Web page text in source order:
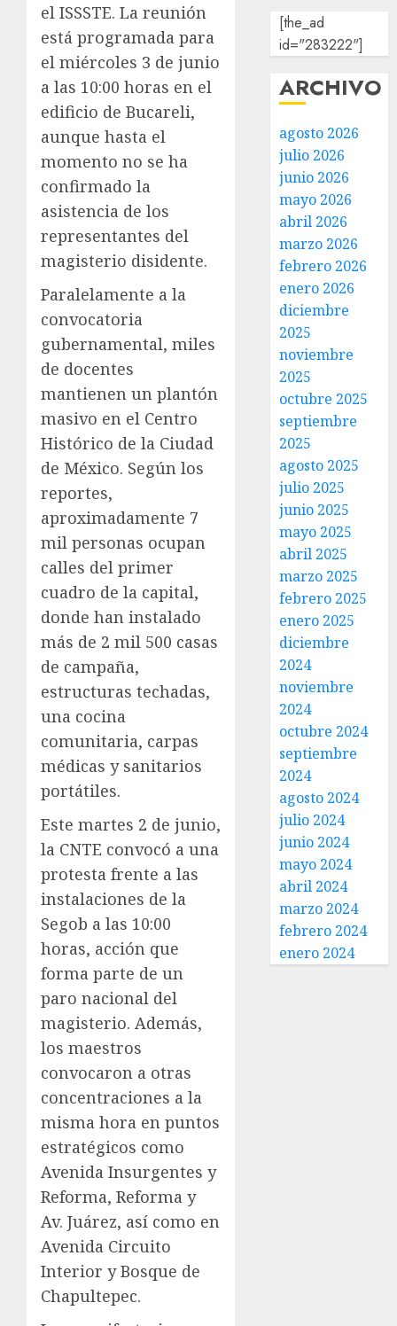
el ISSSTE. La reunión
está programada para
el miércoles 3 de junio
a las 10:00 horas en el
edificio de Bucareli,
aunque hasta el
momento no se ha
confirmado la
asistencia de los
representantes del
magisterio disidente.
Paralelamente a la
convocatoria
gubernamental, miles
de docentes
mantienen un plantón
masivo en el Centro
Histórico de la Ciudad
de México. Según los
reportes,
aproximadamente 7
mil personas ocupan
calles del primer
cuadro de la capital,
donde han instalado
más de 2 mil 500 casas
de campaña,
estructuras techadas,
una cocina
comunitaria, carpas
médicas y sanitarios
portátiles.
Este martes 2 de junio,
la CNTE convocó a una
protesta frente a las
instalaciones de la
Segob a las 10:00
horas, acción que
forma parte de un
paro nacional del
magisterio. Además,
los maestros
convocaron a otras
concentraciones a la
misma hora en puntos
estratégicos como
Avenida Insurgentes y
Reforma, Reforma y
Av. Juárez, así como en
Avenida Circuito
Interior y Bosque de
Chapultepec.
[the_ad
id="283222"]
ARCHIVO
agosto 2026
julio 2026
junio 2026
mayo 2026
abril 2026
marzo 2026
febrero 2026
enero 2026
diciembre
2025
noviembre
2025
octubre 2025
septiembre
2025
agosto 2025
julio 2025
junio 2025
mayo 2025
abril 2025
marzo 2025
febrero 2025
enero 2025
diciembre
2024
noviembre
2024
octubre 2024
septiembre
2024
agosto 2024
julio 2024
junio 2024
mayo 2024
abril 2024
marzo 2024
febrero 2024
enero 2024